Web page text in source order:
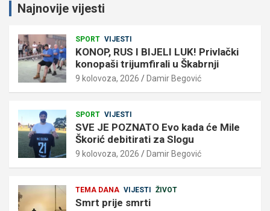
Najnovije vijesti
SPORT VIJESTI
KONOP, RUS I BIJELI LUK! Privlački
konopaši trijumfirali u Škabrnji
9 kolovoza, 2026 Damir Begović
SPORT VIJESTI
SVE JE POZNATO Evo kada će Mile
Škorić debitirati za Slogu
9 kolovoza, 2026 Damir Begović
TEMA DANA VIJESTI ŽIVOT
Smrt prije smrti